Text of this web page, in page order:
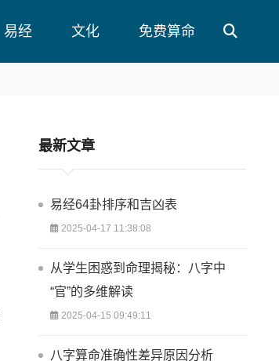
易经 文化 免费算命
最新文章
易经64卦排序和吉凶表
2025-04-17 11:38:08
从学生困惑到命理揭秘：八字中
“官”的多维解读
2025-04-15 09:49:11
八字算命准确性差异原因分析